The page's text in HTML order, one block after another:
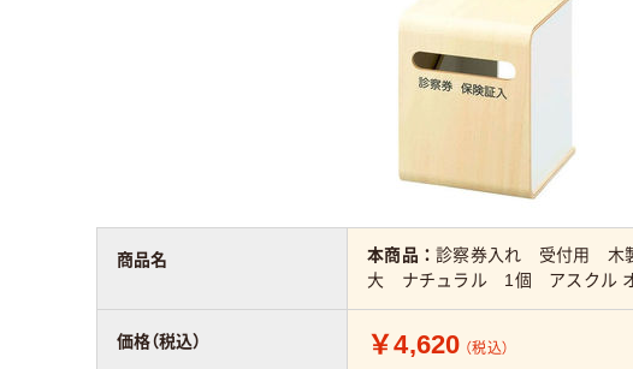
商品名 本商品：診察券入れ 受付用 木
大 ナチュラル 1個 アスクル
価格（税込） ￥4,620 （税込）